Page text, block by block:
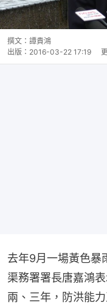
撰文： 譚貴鴻
出版： 2016-03-22 17:19
去年9月一場黃色暴
渠務署署長唐嘉鴻
兩、三年，防洪能